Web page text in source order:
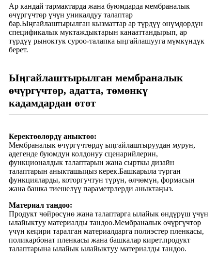
Ар кандай тармактарда жана буюмдарда мембраналык
өчүргүчтөр үчүн уникалдуу талаптар
бар.Ыңгайлаштырылган кызматтар ар түрдүү өнүмдөрдүн
спецификалык муктаждыктарын канааттандырып, ар
түрдүү рыноктук суроо-талапка ыңгайлашууга мүмкүндүк
берет.
Ыңгайлаштырылган мембраналык
өчүргүчтөр, адатта, төмөнкү
кадамдардан өтөт
Керектөөлөрдү аныктоо:
Мембраналык өчүргүчтөрдү ыңгайлаштыруудан мурун,
адегенде буюмдун колдонуу сценарийлерин,
функционалдык талаптарын жана сырткы дизайн
талаптарын аныкташыңыз керек.Башкарыла турган
функцияларды, которгучтун түрүн, өлчөмүн, формасын
жана башка тиешелүү параметрлерди аныктаңыз.
Материал тандоо:
Продукт чөйрөсүнө жана талаптарга ылайык өндүрүш үчүн
ылайыктуу материалды тандоо.Мембраналык өчүргүчтөр
үчүн кеңири таралган материалдарга полиэстер пленкасы,
поликарбонат пленкасы жана башкалар кирет.продукт
талаптарына ылайык ылайыктуу материалды тандоо.